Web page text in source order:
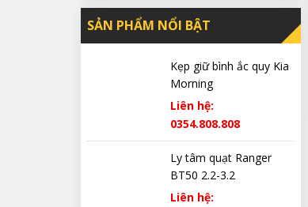
SẢN PHẨM NỔI BẬT
Kẹp giữ bình ắc quy Kia
Morning
Liên hệ:
0354.808.808
Ly tâm quạt Ranger
BT50 2.2-3.2
Liên hệ: